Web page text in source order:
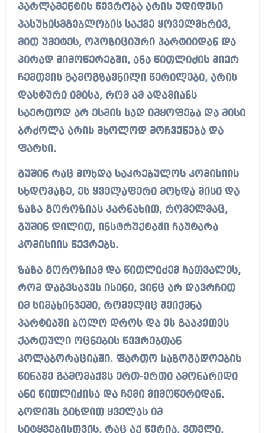
პარლამენტის წევრობა არის უდიდესი
პასუხისმგებლობის საქმე ყოველმხრივ,
მით უმეტეს, ოპოზიციური პარტიიდან და
პირად მიმოწერებში, ანა წითლიძის მიერ
ჩემთვის გამოგზავნილი წერილები, არის
დასტური იმისა, რომ ამ ადამიანს
საერთოდ არ ესმის სად იმყოფება და მისი
ბრძოლა არის მხოლოდ მოჩვენება და
ფარსი.
გუშინ რაც მოხდა საკრებულოს კომისიის
სხდომაზე, ეს ყველაფერი მოხდა მისი და
ზაზა გოროზიას კარნახით, რომელმაც,
გუშინ დილით, ინსტრუქტაჟი ჩაუტარა
კომისიის წევრებს.
ზაზა გოროზიამ და წითლიძემ ჩათვალეს,
რომ დაგვსაჯეს ისინი, ვინც არ დავრჩით
იმ სიმახინჯეში, რომელიც შეიქმნა
პარტიაში ბოლო დროს და ეს გააკეთეს
ქართული ოცნების წევრებთან
კოლაბორაციაში. ფართო საზოგადოების
წინაშე გამომაქვს ერთ-ერთი ამონარიდი
ანი წითლიძისა და ჩემი მიმოწერიდან.
ბოდიშს გიხდით ყველას იმ
სიტყვებისთვის, რაც აქ წერია, ვთვლი,